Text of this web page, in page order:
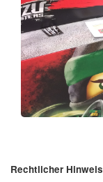
Rechtlicher Hinweis